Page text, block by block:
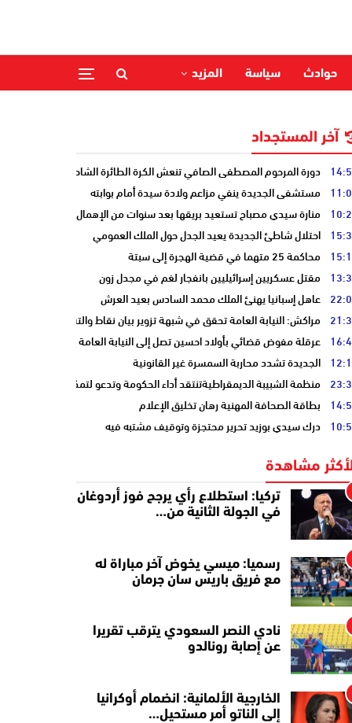
حوادث سياسة المزيد
آخر المستجداد
دورة المرحوم المصطفى الصافي تنعش الكرة الطائرة الشاطئية بالحوزية
مستشفى الجديدة ينفي مزاعم ولادة سيدة أمام بوابته
منارة سيدي مصباح تستعيد بريقها بعد سنوات من الإهمال
احتلال شاطئ الجديدة يعيد الجدل حول الملك العمومي
محاكمة 25 متهما في قضية الهجرة إلى سبتة
مقتل عسكريين إسرائيليين بانفجار لغم في مجدل زون
عاهل إسبانيا يهنئ الملك محمد السادس بعيد العرش
مراكش: النيابة العامة تحقق في شبهة تزوير بيان نقاط والتشهير بطالب
عرقلة مفوض قضائي بأولاد احسين تصل إلى النيابة العامة
الجديدة تشدد محاربة السمسرة غير القانونية
منظمة الشبيبة الديمقراطيةتنتقد أداء الحكومة وتدعو لتمكين الشباب
بطاقة الصحافة المهنية رهان تخليق الإعلام
درك سيدي بوزيد تحرير محتجزة وتوقيف مشتبه فيه
مشاهدة
تركيا: استطلاع رأي يرجح فوز أردوغان
في الجولة الثانية من…
رسميا: ميسي يخوض آخر مباراة له
مع فريق باريس سان جرمان
نادي النصر السعودي يترقب تقريرا
عن إصابة رونالدو
الخارجية الألمانية: انضمام أوكرانيا
إلى الناتو أمر مستحيل…